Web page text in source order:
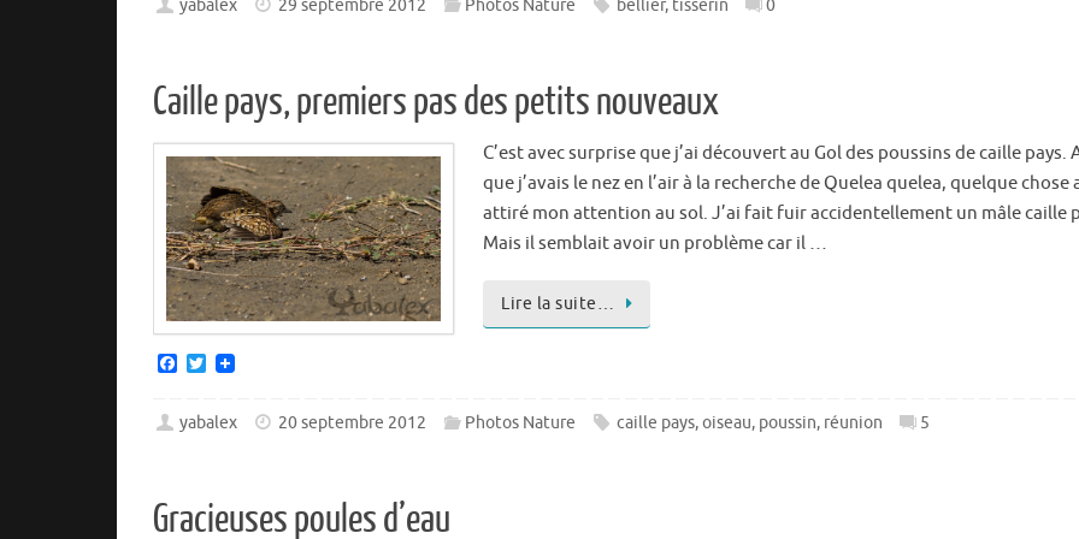
b
k
yabalex 29 septembre 2012 Photos Nature bellier, tisserin 0
Caille pays, premiers pas des petits nouveaux
C’est avec surprise que j’ai découvert au Gol des poussins de caille pays.
que j’avais le nez en l’air à la recherche de Quelea quelea, quelque chose
attiré mon attention au sol. J’ai fait fuir accidentellement un mâle caille
Mais il semblait avoir un problème car il …
Lire la suite…
F
e
b
T
t
yabalex 20 septembre 2012 Photos Nature caille pays,oiseau, poussin, réunion 5
Gracieuses poules d’eau